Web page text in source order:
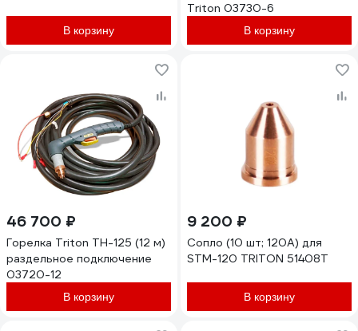
В корзину
Triton 03730-6
В корзину
46 700 ₽
Горелка Triton TH-125 (12 м)
раздельное подключение
03720-12
В корзину
9 200 ₽
Сопло (10 шт; 120А) для
STM-120 TRITON 51408T
В корзину